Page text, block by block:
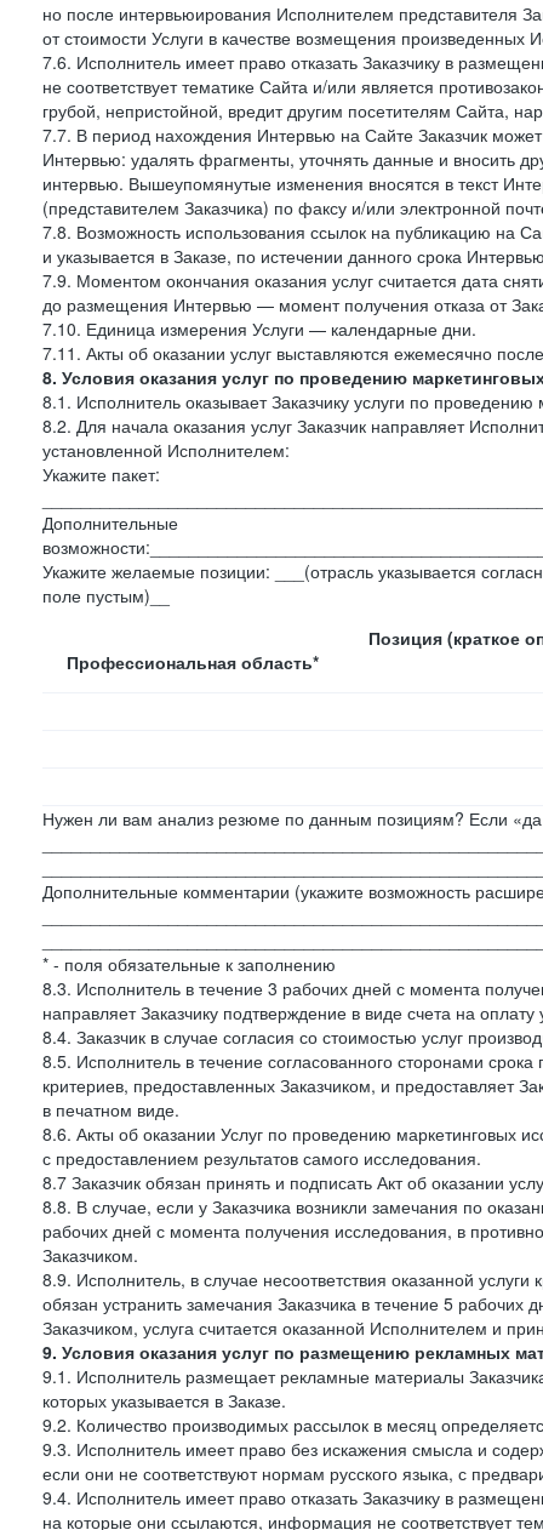
но после интервьюирования Исполнителем представителя
от стоимости Услуги в качестве возмещения произведенных
7.6. Исполнитель имеет право отказать Заказчику в
не соответствует тематике Сайта и/или является
грубой, непристойной, вредит другим посетителям Сайта,
7.7. В период нахождения Интервью на Сайте Заказчик
Интервью: удалять фрагменты, уточнять данные и вносить
интервью. Вышеупомянутые изменения вносятся в текст
(представителем Заказчика) по факсу и/или электронной
7.8. Возможность использования ссылок на публикацию на
и указывается в Заказе, по истечении данного срока
7.9. Моментом окончания оказания услуг считается дата
до размещения Интервью — момент получения отказа от
7.10. Единица измерения Услуги — календарные дни.
7.11. Акты об оказании услуг выставляются ежемесячно
8. Условия оказания услуг по проведению
8.1. Исполнитель оказывает Заказчику услуги по
8.2. Для начала оказания услуг Заказчик направляет
установленной Исполнителем:
Укажите пакет:
Дополнительные
Укажите желаемые позиции: ___(отрасль указывается
поле пустым)__
Профессиональная область*
Позиция (краткое
Нужен ли вам анализ резюме по данным позициям? Если
Дополнительные комментарии (укажите возможность
* - поля обязательные к заполнению
8.3. Исполнитель в течение 3 рабочих дней с момента
направляет Заказчику подтверждение в виде счета на оплату
8.4. Заказчик в случае согласия со стоимостью услуг
8.5. Исполнитель в течение согласованного сторонами
критериев, предоставленных Заказчиком, и предоставляет
в печатном виде.
8.6. Акты об оказании Услуг по проведению маркетинговых
с предоставлением результатов самого исследования.
8.7 Заказчик обязан принять и подписать Акт об оказании
8.8. В случае, если у Заказчика возникли замечания по
рабочих дней с момента получения исследования, в
Заказчиком.
8.9. Исполнитель, в случае несоответствия оказанной
обязан устранить замечания Заказчика в течение 5 рабочих
Заказчиком, услуга считается оказанной Исполнителем и
9. Условия оказания услуг по размещению рекламных
9.1. Исполнитель размещает рекламные материалы
которых указывается в Заказе.
9.2. Количество производимых рассылок в месяц
9.3. Исполнитель имеет право без искажения смысла и
если они не соответствуют нормам русского языка, с
9.4. Исполнитель имеет право отказать Заказчику в
на которые они ссылаются, информация не соответствует